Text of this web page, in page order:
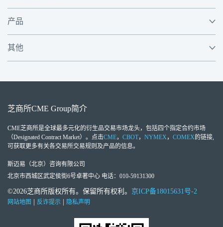
产品
其他
芝商所CME Group简介
CME芝商所是全球最多元化的衍生品交易市场龙头，包括四个指定合约市场
（Designated Contract Market）。点击CME， CBOT， NYMEX， COMEX的链接,
可获取更多有关各交易所交易规则及产品的信息。
斯迈易（北京）咨询有限公司
北京市西城区武定侯街6号卓著中心 电话：010-59131300
©2026芝商所版权所有。保留所有权利。 京ICP备18015631号-2
网站地图 反诈提示 隐私声明